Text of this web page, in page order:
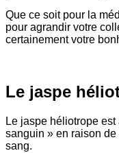
Que ce soit pour la
pour agrandir votre
certainement votre
Le jaspe
Le jaspe héliotrope
sanguin » en raison
sang.